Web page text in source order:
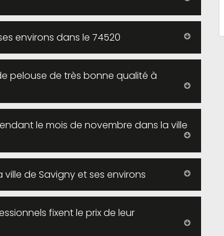
environs dans le 74520
pelouse de très bonne qualité à
le mois de novembre dans la ville
de Savigny et ses environs
fixent le prix de leur